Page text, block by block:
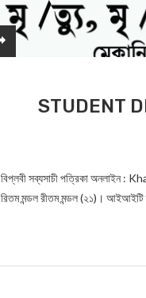
STUDENT
বিপ্লবী সব্যসাচী পত্রিকা অনলাইন :
রিতম মন্ডল রীতম মন্ডল (২১)। আইআইটি